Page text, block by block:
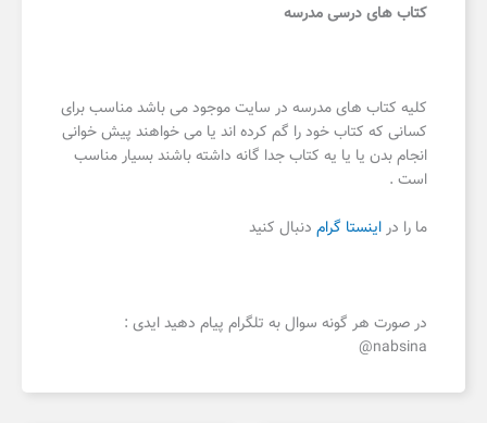
کتاب های درسی مدرسه
کلیه کتاب های مدرسه در سایت موجود می باشد مناسب برای
کسانی که کتاب خود را گم کرده اند یا می خواهند پیش خوانی
انجام بدن یا یا یه کتاب جدا گانه داشته باشند بسیار مناسب
است .
ما را در اینستا گرام دنبال کنید
در صورت هر گونه سوال به تلگرام پیام دهید ایدی :
nabsina@